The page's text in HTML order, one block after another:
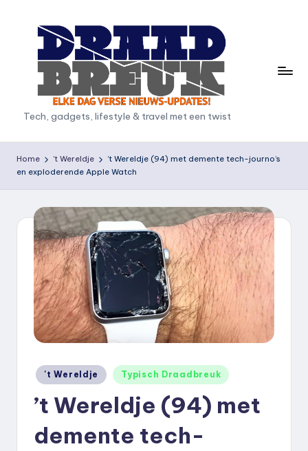
D
r
a
a
b
Tech, gadgets, lifestyle & travel met een twist
Home 't Wereldje
’t Wereldje (94) met demente tech-journo’s
en exploderende Apple Watch
Geplaatst
in
't Wereldje Typisch Draadbreuk
’t Wereldje (94) met
demente tech-